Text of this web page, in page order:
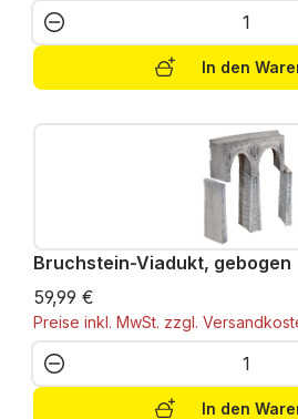
Produkt Anzahl: Gib
In den
Bruchstein-Viadukt, gebogen
59,99 €
Preise inkl. MwSt. zzgl.
Produkt Anzahl: Gib
In den